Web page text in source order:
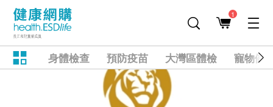
1
身體檢查 預防疫苗 大灣區體檢 寵物健